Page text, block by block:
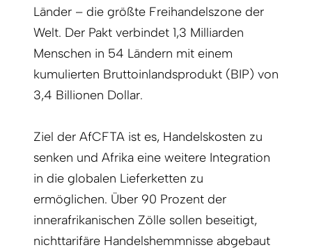
Länder – die größte Freihandelszone der
Welt. Der Pakt verbindet 1,3 Milliarden
Menschen in 54 Ländern mit einem
kumulierten Bruttoinlandsprodukt (BIP) von
3,4 Billionen Dollar.
Ziel der AfCFTA ist es, Handelskosten zu
senken und Afrika eine weitere Integration
in die globalen Lieferketten zu
ermöglichen. Über 90 Prozent der
innerafrikanischen Zölle sollen beseitigt,
nichttarifäre Handelshemmnisse abgebaut